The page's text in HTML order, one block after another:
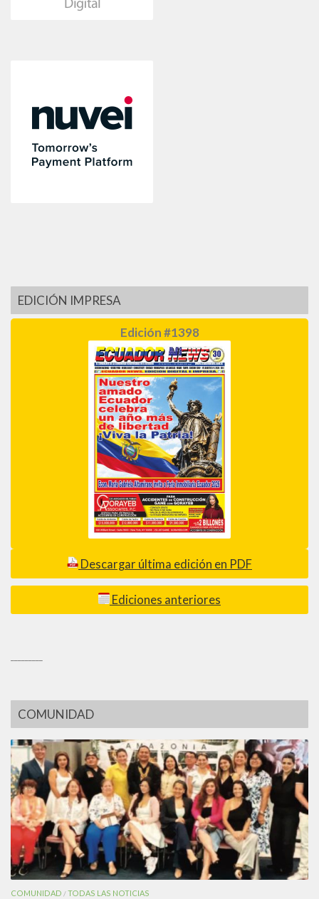
EDICIÓN IMPRESA
Edición #1398
Descargar última edición en PDF
Ediciones anteriores
COMUNIDAD
COMUNIDAD /TODAS LAS NOTICIAS